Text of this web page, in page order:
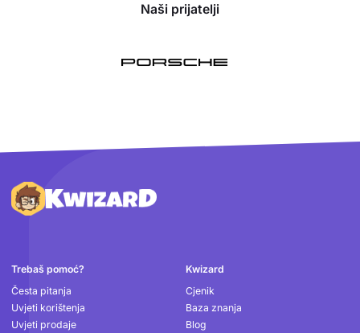
Naši prijatelji
Podnožje
Trebaš pomoć?
Česta pitanja
Uvjeti korištenja
Uvjeti prodaje
Kwizard
Cjenik
Baza znanja
Blog